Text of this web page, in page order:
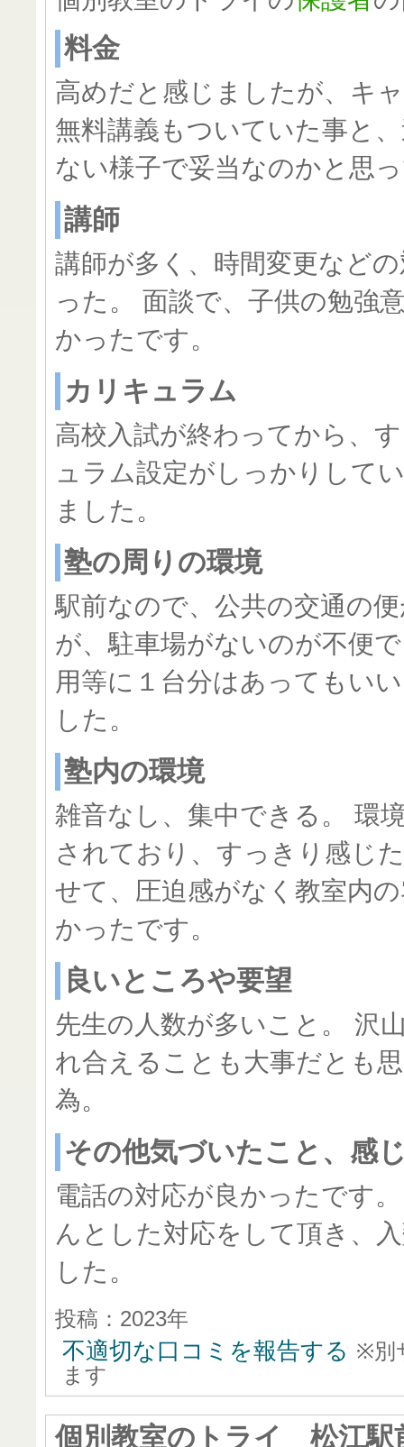
料金
高めだと感じましたが、キ
無料講義もついていた事と
ない様子で妥当なのかと思
講師
講師が多く、時間変更など
った。 面談で、子供の勉強
かったです。
カリキュラム
高校入試が終わってから、
ュラム設定がしっかりして
ました。
塾の周りの環境
駅前なので、公共の交通の
が、駐車場がないのが不便
用等に１台分はあってもい
した。
塾内の環境
雑音なし、集中できる。 環
されており、すっきり感じ
せて、圧迫感がなく教室内
かったです。
良いところや要望
先生の人数が多いこと。 沢
れ合えることも大事だとも
為。
その他気づいたこと、感
電話の対応が良かったです
んとした対応をして頂き、
した。
投稿：2023年
不適切な口コミを報告する ※別
ます
個別教室のトライ 松江駅